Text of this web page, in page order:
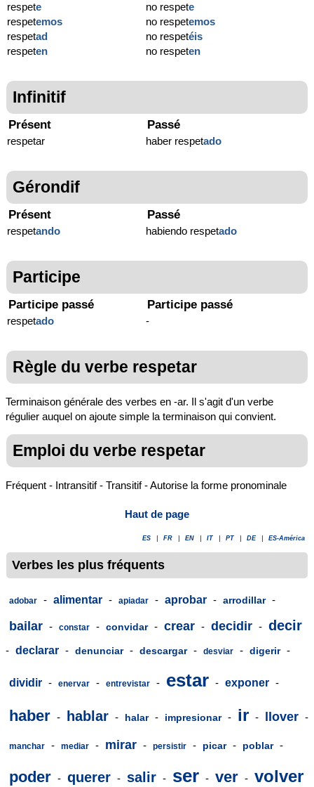
respete
respetemos
respetad
respeten
no respete
no respetemos
no respetéis
no respeten
Infinitif
Présent
respetar
Passé
haber respetado
Gérondif
Présent
respetando
Passé
habiendo respetado
Participe
Participe passé
respetado
Participe passé
-
Règle du verbe respetar
Terminaison générale des verbes en -ar. Il s'agit d'un verbe
régulier auquel on ajoute simple la terminaison qui convient.
Emploi du verbe respetar
Fréquent - Intransitif - Transitif - Autorise la forme pronominale
Haut de page
ES FR EN IT PT DE ES-América
Verbes les plus fréquents
adobar - alimentar - apiadar - aprobar - arrodillar -
bailar - constar - convidar - crear - decidir - decir
- declarar - denunciar - descargar - desviar - digerir -
dividir - enervar - entrevistar - estar - exponer -
haber - hablar - halar - impresionar - ir - llover -
manchar - mediar - mirar - persistir - picar - poblar -
poder - querer - salir - ser - ver - volver